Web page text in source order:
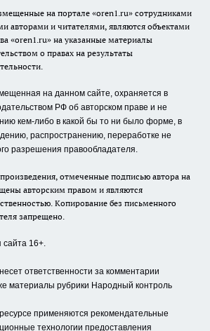
на портале «oren1.ru» сотрудниками
авторами и читателями, являются объектами
«oren1.ru» на указанные материалы
о правах на результаты
на данном сайте, охраняется в
РФ об авторском праве и не
кем-либо в какой бы то ни было форме, в
распространению, переработке не
разрешения правообладателя.
отмеченные подписью автора на
авторским правом и являются
Копирование без письменного
запрещено.
сайта 16+.
ответственности за комментарии
материалы рубрики Народный контроль
применяются рекомендательные
технологии предоставления